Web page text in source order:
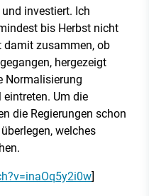
investiert. Ich
bis Herbst nicht
zusammen, ob
hergezeigt
Normalisierung
Um die
die Regierungen schon
welches
]